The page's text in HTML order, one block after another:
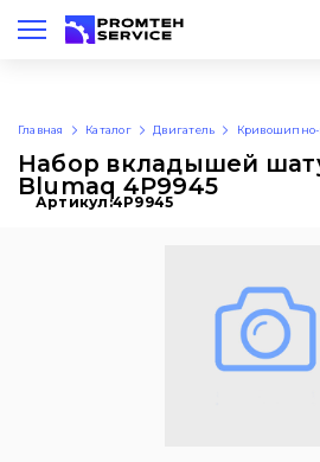
Рус
Главная Каталог Двигатель
Набор вкладышей
Blumaq 4P9945
Артикул:4P9945